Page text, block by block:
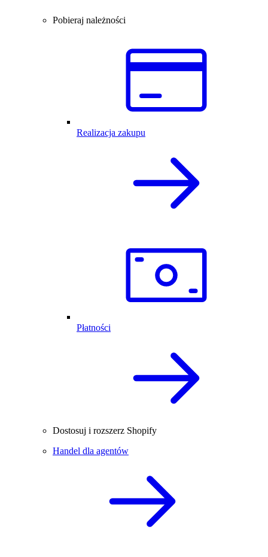
Pobieraj należności
Realizacja zakupu
Płatności
Dostosuj i rozszerz Shopify
Handel dla agentów